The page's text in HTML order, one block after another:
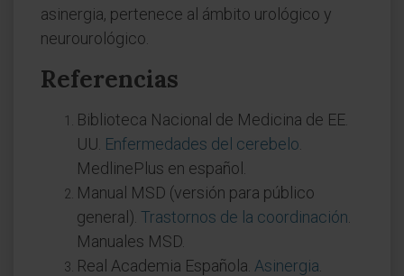
asinergia, pertenece al ámbito urológico y
neurourológico.
Referencias
Biblioteca Nacional de Medicina de EE.
UU. Enfermedades del cerebelo
MedlinePlus en español.
Manual MSD (versión para público
general). Trastornos de la coordinación
Manuales MSD.
Real Academia Española. Asinergia